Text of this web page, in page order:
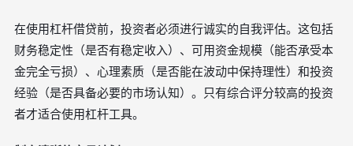
在使用杠杆借贷前，投资者必须进行诚实的自我评估。这包括
财务稳定性（是否有稳定收入）、可用资金规模（能否承受本
金完全亏损）、心理素质（是否能在波动中保持理性）和投资
经验（是否具备必要的市场认知）。只有综合评分较高的投资
者才适合使用杠杆工具。